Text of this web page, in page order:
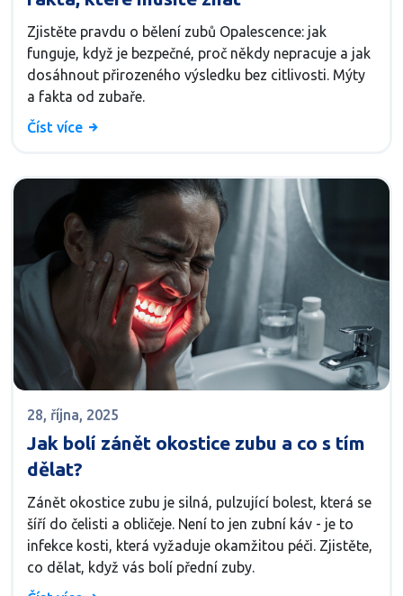
Zjistěte pravdu o bělení zubů Opalescence: jak
funguje, když je bezpečné, proč někdy nepracuje a jak
dosáhnout přirozeného výsledku bez citlivosti. Mýty
a fakta od zubaře.
Číst více
28, října, 2025
Jak bolí zánět okostice zubu a co s tím
dělat?
Zánět okostice zubu je silná, pulzující bolest, která se
šíří do čelisti a obličeje. Není to jen zubní káv - je to
infekce kosti, která vyžaduje okamžitou péči. Zjistěte,
co dělat, když vás bolí přední zuby.